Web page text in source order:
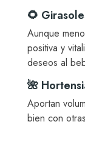
🌻
Aunque
positiva y
deseos al
🌺
Aportan
bien con